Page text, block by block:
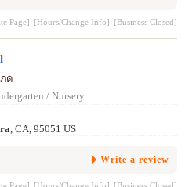
Page] [Hours/Change Info] [Business Closed]
ค
/ Nursery
, CA, 95051 US
Write a review